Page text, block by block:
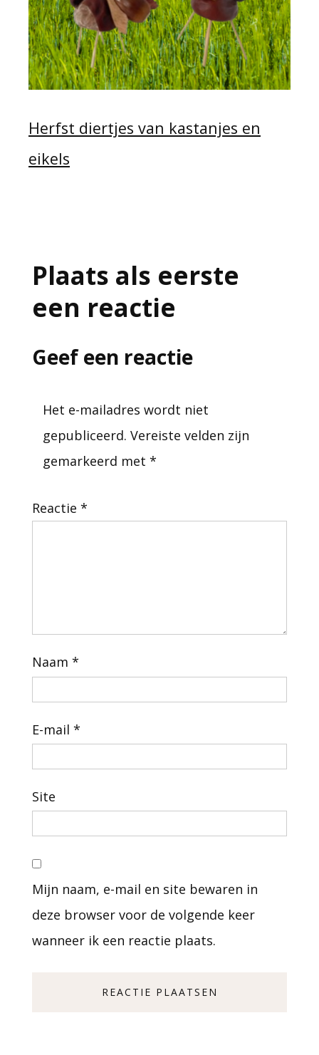
Herfst diertjes van kastanjes en
eikels
Plaats als eerste
een reactie
Geef een reactie
Het e-mailadres wordt niet
gepubliceerd. Vereiste velden zijn
gemarkeerd met *
Reactie *
Naam *
E-mail *
Site
Mijn naam, e-mail en site bewaren in
deze browser voor de volgende keer
wanneer ik een reactie plaats.